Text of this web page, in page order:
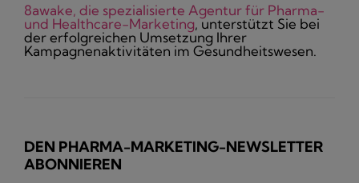
8awake, die spezialisierte Agentur für Pharma-
und Healthcare-Marketing, unterstützt Sie bei
der erfolgreichen Umsetzung Ihrer
Kampagnenaktivitäten im Gesundheitswesen.
DEN PHARMA-MARKETING-NEWSLETTER
ABONNIEREN